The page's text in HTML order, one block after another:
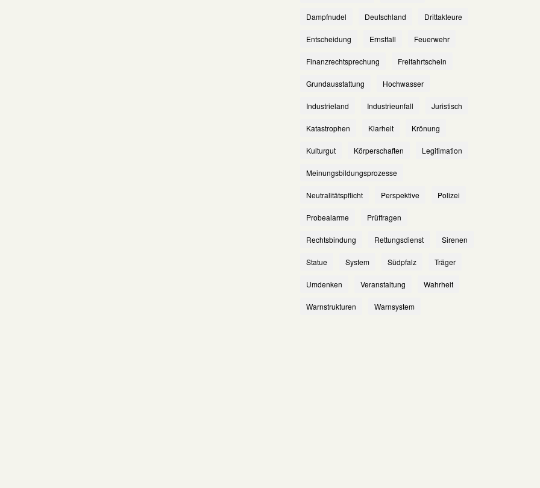
Dampfnudel Deutschland Drittakteure
Entscheidung Ernstfall Feuerwehr
Finanzrechtsprechung Freifahrtschein
Grundausstattung Hochwasser
Industrieland Industrieunfall Juristisch
Katastrophen Klarheit Krönung
Kulturgut Körperschaften Legitimation
Meinungsbildungsprozesse
Neutralitätspflicht Perspektive Polizei
Probealarme Prüffragen
Rechtsbindung Rettungsdienst Sirenen
Statue System Südpfalz Träger
Umdenken Veranstaltung Wahrheit
Warnstrukturen Warnsystem